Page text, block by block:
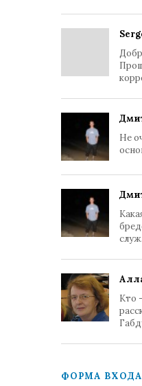
Не
Кто
ФОРМА ВХОДА